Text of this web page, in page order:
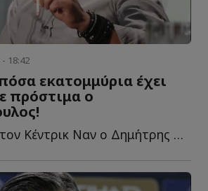
18:42
εκατομμύρια έχει
πρόστιμα ο
Γιατί... έκραξε τον Κέντρικ Ναν ο Δημήτρης Γιαννακόπουλος κ...